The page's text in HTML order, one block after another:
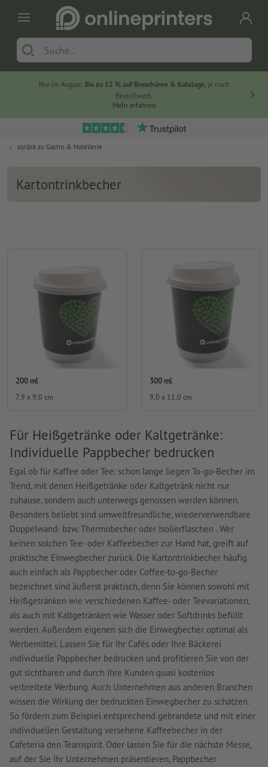
Nur im August: Bis zu 12 % auf Broschüren & Kataloge, je nach
Bestellwert.
Mehr erfahren
zurück zu Gastro & Hotellerie
Kartontrinkbecher
200 ml
7,9 x 9,0 cm
300 ml
9,0 x 11,0 cm
Für Heißgetränke oder Kaltgetränke:
Individuelle Pappbecher bedrucken
Egal ob für Kaffee oder Tee: schon lange liegen To-go-Becher im
Trend, mit denen Heißgetränke oder Kaltgetränk nicht nur
zuhause, sondern auch unterwegs genossen werden können.
Besonders beliebt sind umweltfreundliche, wiederverwendbare
Doppelwand- bzw. Thermobecher oder Isolierflaschen . Wer
keinen solchen Tee- oder Kaffeebecher zur Hand hat, greift auf
praktische Einwegbecher zurück. Die Kartontrinkbecher häufig
auch einfach als Pappbecher oder Coffee-to-go-Becher
bezeichnet sind äußerst praktisch, denn Sie können sowohl mit
Heißgetränken wie verschiedenen Kaffee- oder Teevariationen,
als auch mit Kaltgetränken wie Wasser oder Softdrinks befüllt
werden. Außerdem eigenen sich die Einwegbecher optimal als
Werbemittel. Lassen Sie für Ihr Cafés oder Ihre Bäckerei
individuelle Pappbecher bedrucken und profitieren Sie von der
gut sichtbaren und durch Ihre Kunden quasi kostenlos
verbreitete Werbung. Auch Unternehmen aus anderen Branchen
wissen die Wirkung der bedruckten Einwegbecher zu schätzen.
So fördern zum Beispiel entsprechend gebrandete und mit einer
individuellen Gestaltung versehene Kaffeebecher in der
Cafeteria den Teamspirit. Oder lassen Sie für die nächste Messe,
auf der Sie Ihr Unternehmen präsentieren, Pappbecher